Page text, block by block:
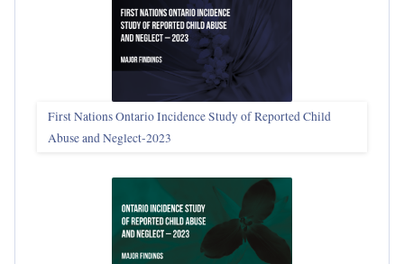
First Nations Ontario Incidence Study of Reported Child
Abuse and Neglect‑2023